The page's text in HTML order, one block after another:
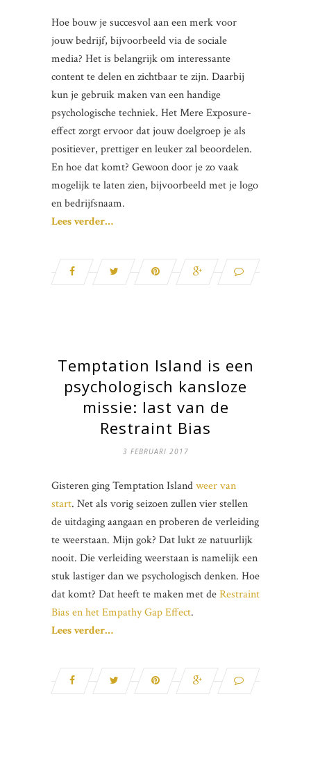
Hoe bouw je succesvol aan een merk voor
jouw bedrijf, bijvoorbeeld via de sociale
media? Het is belangrijk om interessante
content te delen en zichtbaar te zijn. Daarbij
kun je gebruik maken van een handige
psychologische techniek. Het Mere Exposure-
effect zorgt ervoor dat jouw doelgroep je als
positiever, prettiger en leuker zal beoordelen.
En hoe dat komt? Gewoon door je zo vaak
mogelijk te laten zien, bijvoorbeeld met je logo
en bedrijfsnaam.
Lees verder…
Temptation Island is een
psychologisch kansloze
missie: last van de
Restraint Bias
3 FEBRUARI 2017
Gisteren ging Temptation Islandweer van
start. Net als vorig seizoen zullen vier stellen
de uitdaging aangaan en proberen de verleiding
te weerstaan. Mijn gok? Dat lukt ze natuurlijk
nooit. Die verleiding weerstaan is namelijk een
stuk lastiger dan we psychologisch denken. Hoe
dat komt? Dat heeft te maken met deRestraint
Bias en het Empathy Gap Effect.
Lees verder…